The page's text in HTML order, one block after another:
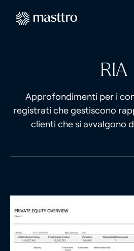
RIA
Approfondimenti per i
registrati che gestiscono
clienti che si avvalgono